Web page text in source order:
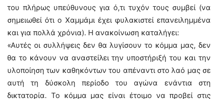
του πλήρως υπεύθυνους για ό,τι τυχόν τους συμβεί (να
σημειωθεί ότι ο Χαμμάμι έχει φυλακιστεί επανειλημμένα
και για πολλά χρόνια). Η ανακοίνωση καταλήγει:
«Αυτές οι συλλήψεις δεν θα λυγίσουν το κόμμα μας, δεν
θα το κάνουν να αναστείλει την υποστήριξή του και την
υλοποίηση των καθηκόντων του απέναντι στο λαό μας σε
αυτή τη δύσκολη περίοδο του αγώνα ενάντια στη
δικτατορία. Το κόμμα μας είναι έτοιμο να προβεί στις